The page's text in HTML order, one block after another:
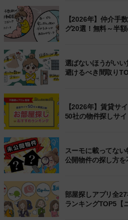
【2026年】仲介手
グ20選！無料～半
選ばないほうがいい
避けるべき間取り
【2026年】賃貸サ
50社の物件探しサ
スーモに載ってな
公開物件の探し方を
部屋探しアプリ全
ランキングTOP5【